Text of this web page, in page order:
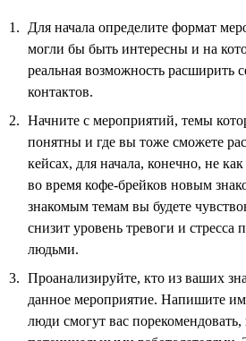
Для начала определите формат
могли бы быть интересны и на
реальная возможность расширить
контактов.
Начните с мероприятий, темы
понятны и где вы тоже сможете
кейсах, для начала, конечно, не
во время кофе-брейков новым
знакомым темам вы будете
снизит уровень тревоги и
людьми.
Проанализируйте, кто из ваших
данное мероприятие. Напишите
люди смогут вас порекомендовать,